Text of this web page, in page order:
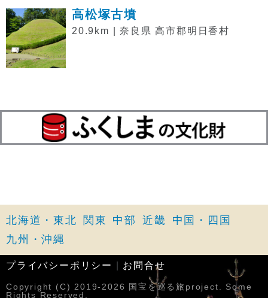
高松塚古墳
20.9km | 奈良県 高市郡明日香村
北海道・東北 関東 中部 近畿
中国・四国
九州・沖縄
プライバシーポリシー お問合せ
Copyright (C) 2019-2026 国宝を巡る旅project. Some
Rights Reserved.